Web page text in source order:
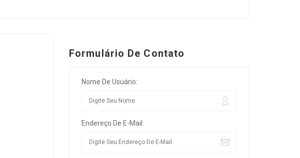
Formulário De Contato
Nome De Usuário:
Endereço De E-Mail: